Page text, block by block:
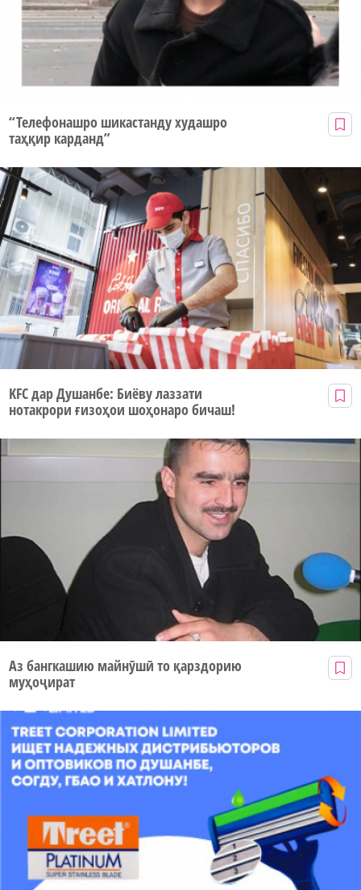
“Телефонашро шикастанду худашро
таҳқир карданд”
KFC дар Душанбе: Биёву лаззати
нотакрори ғизоҳои шоҳонаро бичаш!
Аз бангкашию майнӯшӣ то қарздорию
муҳоҷират